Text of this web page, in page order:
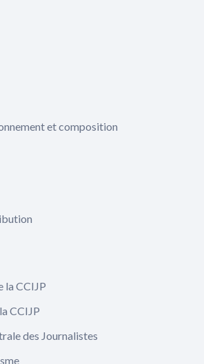
et composition
la CCIJP
CCIJP
des Journalistes